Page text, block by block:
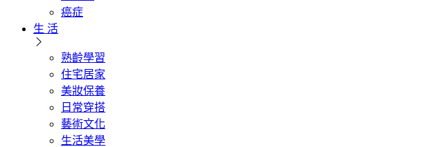
癌症
生 活
熟齡學習
住宅居家
美妝保養
日常穿搭
藝術文化
生活美學